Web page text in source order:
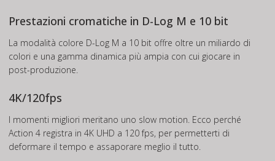
Prestazioni cromatiche in D-Log M e 10 bit
La modalità colore D-Log M a 10 bit offre oltre un miliardo di
colori e una gamma dinamica più ampia con cui giocare in
post-produzione.
4K/120fps
I momenti migliori meritano uno slow motion. Ecco perché
Action 4 registra in 4K UHD a 120 fps, per permetterti di
deformare il tempo e assaporare meglio il tutto.